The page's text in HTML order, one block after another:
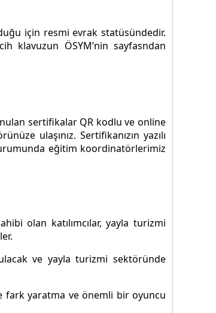
için resmi evrak statüsündedir.
klavuzun ÖSYM’nin sayfasndan
sertifikalar QR kodlu ve online
ulaşınız. Sertifikanızın yazılı
eğitim koordinatörlerimiz
olan katılımcılar, yayla turizmi
ve yayla turizmi sektöründe
fark yaratma ve önemli bir oyuncu